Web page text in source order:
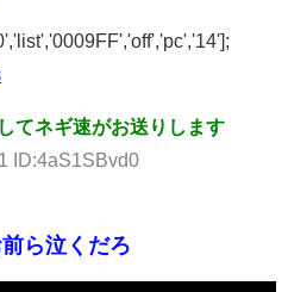
てネギ速がお送りします
ID:4aS1SBvd0
ら泣くだろ